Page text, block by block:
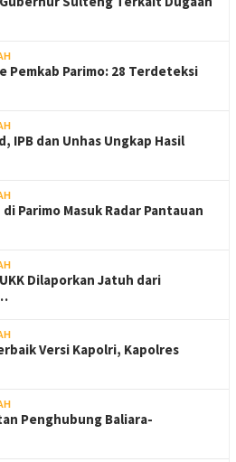
Pemkab Parimo: 28 Terdeteksi
IPB dan Unhas Ungkap Hasil
Parimo Masuk Radar Pantauan
Dilaporkan Jatuh dari
Versi Kapolri, Kapolres
Penghubung Baliara-